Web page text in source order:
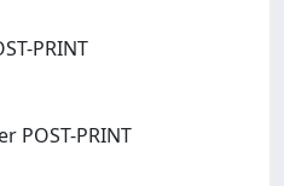
PRINT
POST-PRINT